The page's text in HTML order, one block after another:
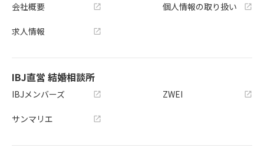
会社概要
求人情報
個人情報の取り扱い
IBJ直営 結婚相談所
IBJメンバーズ
サンマリエ
ZWEI